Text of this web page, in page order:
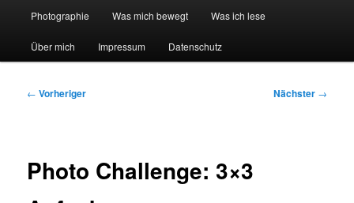
Photographie Was mich bewegt Was ich lese
Über mich Impressum Datenschutz
Beitragsnavigation
← Vorheriger Nächster →
Photo Challenge: 3×3